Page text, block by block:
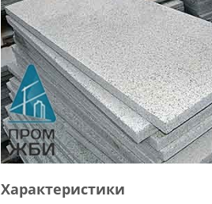
Характеристики